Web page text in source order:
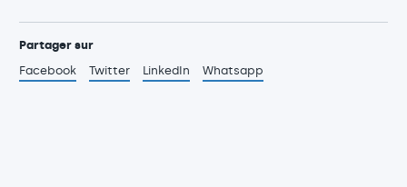
Partager sur
Facebook
Twitter LinkedIn Whatsapp